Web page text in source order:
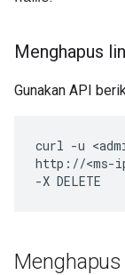
Menghapus
Gunakan API
curl -u
http://<ms-
-X DELETE